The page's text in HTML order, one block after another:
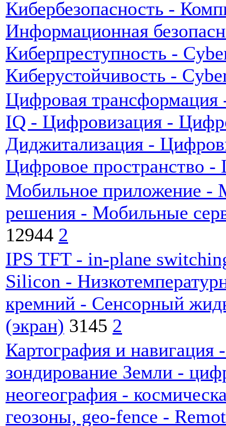
Кибербезопасность -
Информационная
Киберпреступность -
Киберустойчивость -
Цифровая
IQ - Цифровизация -
Диджитализация -
Цифровое пространство -
Мобильное приложение -
решения - Мобильные
12944 2
IPS TFT - in-plane
Silicon -
кремний - Сенсорный
(экран) 3145 2
Картография и
зондирование Земли -
неогеография -
геозоны, geo-fence -